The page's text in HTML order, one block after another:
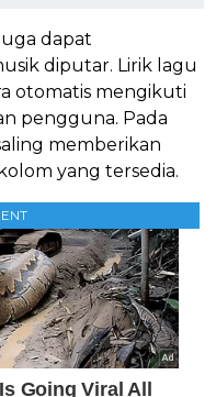
dapat
diputar. Lirik lagu
otomatis mengikuti
pengguna. Pada
memberikan
yang tersedia.